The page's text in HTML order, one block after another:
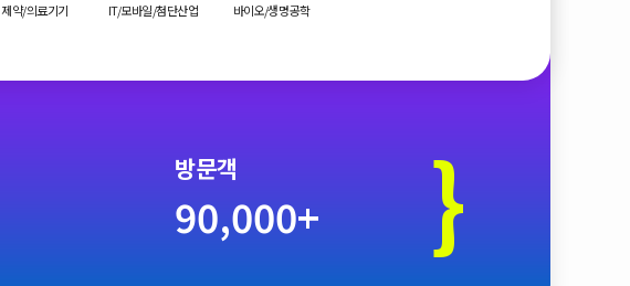
제약/의료기기 IT/모바일/첨단산업 바이오/생명공학
방문객
90,000+ }